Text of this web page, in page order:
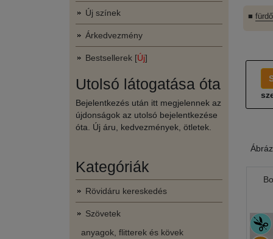
Új színek
Árkedvezmény
Bestsellerek [Új]
Utolsó látogatása óta
Bejelentkezés után itt megjelennek az
újdonságok az utolsó bejelentkezése
óta. Új áru, kedvezmények, ötletek.
Kategóriák
Rövidáru kereskedés
Szövetek
anyagok, flitterek és kövek
■